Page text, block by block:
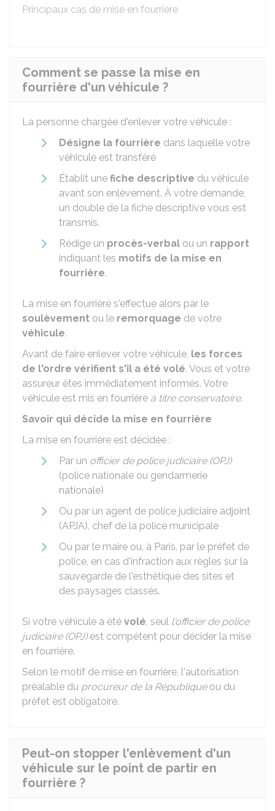
Principaux cas de mise en fourrière
Comment se passe la mise en
fourrière d'un véhicule ?
La personne chargée d'enlever votre véhicule :
Désigne la fourrière dans laquelle votre
véhicule est transféré
Établit une fiche descriptive du véhicule
avant son enlèvement. À votre demande,
un double de la fiche descriptive vous est
transmis.
Rédige un procès-verbal ou un rapport
indiquant les motifs de la mise en
fourrière.
La mise en fourrière s'effectue alors par le
soulèvement ou le remorquage de votre
véhicule.
Avant de faire enlever votre véhicule, les forces
de l'ordre vérifient s'il a été volé. Vous et votre
assureur êtes immédiatement informés. Votre
véhicule est mis en fourrière à titre conservatoire.
Savoir qui décide la mise en fourrière
La mise en fourrière est décidée :
Par un officier de police judiciaire (OPJ)
(police nationale ou gendarmerie
nationale)
Ou par un agent de police judiciaire adjoint
(APJA), chef de la police municipale
Ou par le maire ou, à Paris, par le préfet de
police, en cas d'infraction aux règles sur la
sauvegarde de l'esthétique des sites et
des paysages classés.
Si votre véhicule a été volé, seul l'officier de police
judiciaire (OPJ)est compétent pour décider la mise
en fourrière.
Selon le motif de mise en fourrière, l'autorisation
préalable du procureur de la Républiqueou du
préfet est obligatoire.
Peut-on stopper l'enlèvement d'un
véhicule sur le point de partir en
fourrière ?